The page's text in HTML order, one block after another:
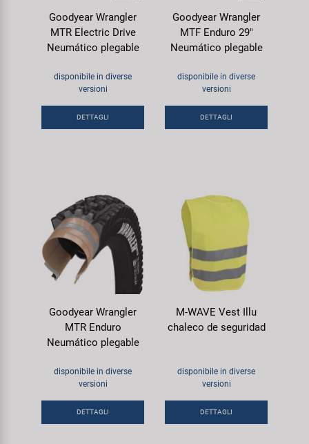
Goodyear Wrangler
MTR Electric Drive
Neumático plegable
disponibile in diverse
versioni
DETTAGLI
Goodyear Wrangler
MTF Enduro 29"
Neumático plegable
disponibile in diverse
versioni
DETTAGLI
Goodyear Wrangler
MTR Enduro
Neumático plegable
disponibile in diverse
versioni
DETTAGLI
M-WAVE Vest Illu
chaleco de seguridad
disponibile in diverse
versioni
DETTAGLI